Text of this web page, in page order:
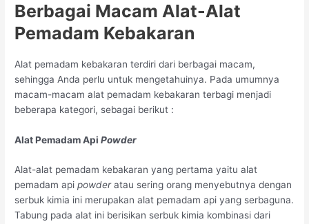
Berbagai Macam Alat-Alat
Pemadam Kebakaran
Alat pemadam kebakaran terdiri dari berbagai macam,
sehingga Anda perlu untuk mengetahuinya. Pada umumnya
macam-macam alat pemadam kebakaran terbagi menjadi
beberapa kategori, sebagai berikut :
Alat Pemadam ApiPowder
Alat-alat pemadam kebakaran yang pertama yaitu alat
pemadam apipowderatau sering orang menyebutnya dengan
serbuk kimia ini merupakan alat pemadam api yang serbaguna.
Tabung pada alat ini berisikan serbuk kimia kombinasi dari